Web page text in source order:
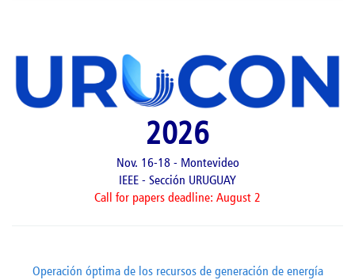
2026
Nov. 16-18 - Montevideo
IEEE - Sección URUGUAY
Call for papers deadline: August 2
Operación óptima de los recursos de generación de energía